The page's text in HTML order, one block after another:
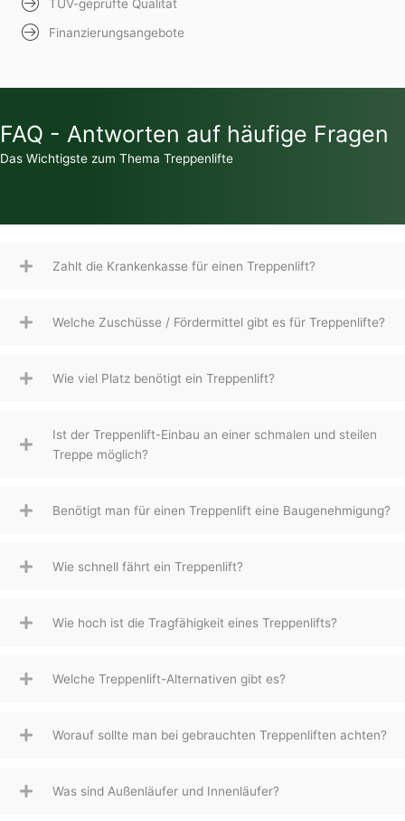
TÜV-geprüfte Qualität
Finanzierungsangebote
FAQ - Antworten auf häufige Fragen
Das Wichtigste zum Thema Treppenlifte
Zahlt die Krankenkasse für einen Treppenlift?
Welche Zuschüsse / Fördermittel gibt es für Treppenlifte?
Wie viel Platz benötigt ein Treppenlift?
Ist der Treppenlift-Einbau an einer schmalen und steilen
Treppe möglich?
Benötigt man für einen Treppenlift eine Baugenehmigung?
Wie schnell fährt ein Treppenlift?
Wie hoch ist die Tragfähigkeit eines Treppenlifts?
Welche Treppenlift-Alternativen gibt es?
Worauf sollte man bei gebrauchten Treppenliften achten?
Was sind Außenläufer und Innenläufer?